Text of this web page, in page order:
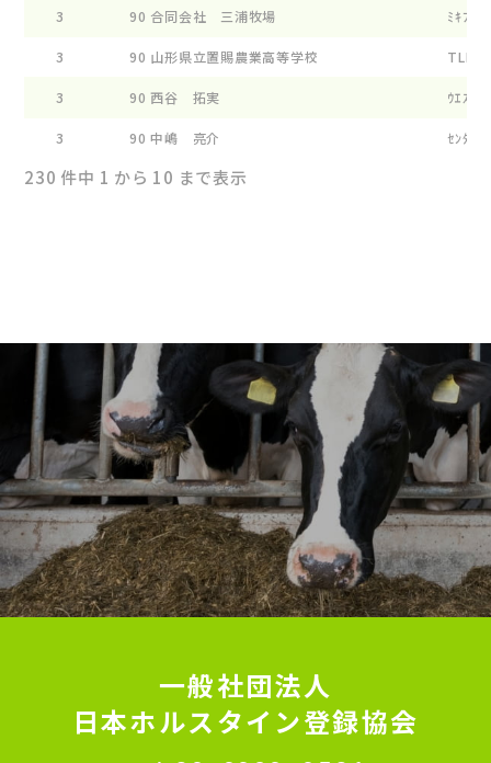
3 90 合同会社 三浦牧場 ﾐｷﾌｱ-
3 90 山形県立置賜農業高等学校 TLM ｶ
3 90 西谷 拓実 ｳｴｽﾄﾊ
3 90 中嶋 亮介 ｾﾝﾀ-ﾌ
230 件中 1 から 10 まで表示
一般社団法人
日本ホルスタイン登録協会